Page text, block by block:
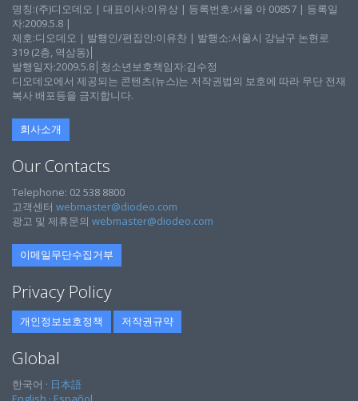
명칭:(주)디오데오 | 대표이사:이유상 | 등록번호:서울 아 00857 | 등록일
자:2009.5.8 |
제호:디오데오 | 발행인/편집인:이유찬 | 발행소:서울시 강남구 논현로
319 (2층, 역삼동)│
발행일자:2009.5.8│청소년보호책임자:김수정
디오데오에서 제공되는 콘텐츠(뉴스)는 저작권법의 보호에 따라 무단 전재
복사 배포등을 금지합니다.
회사소개
Our Contacts
Telephone: 02 538 8800
고객센터 webmaster@diodeo.com
광고 및 제휴문의 webmaster@diodeo.com
이메일무단수집거부
Privacy Policy
개인정보보호정책 저작권규약
Global
한국어 · 日本語